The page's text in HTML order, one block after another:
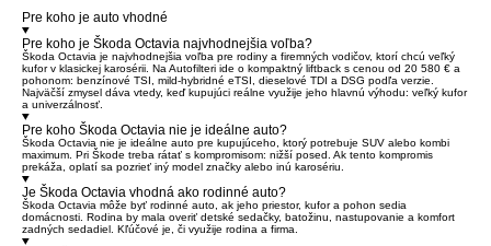
Pre koho je auto vhodné
Pre koho je Škoda Octavia najvhodnejšia voľba?
Škoda Octavia je najvhodnejšia voľba pre rodiny a firemných vodičov, ktorí chcú veľký
kufor v klasickej karosérii. Na Autofilteri ide o kompaktný liftback s cenou od 20 580 € a
pohonom: benzínové TSI, mild-hybridné eTSI, dieselové TDI a DSG podľa verzie.
Najväčší zmysel dáva vtedy, keď kupujúci reálne využije jeho hlavnú výhodu: veľký kufor
a univerzálnosť.
Pre koho Škoda Octavia nie je ideálne auto?
Škoda Octavia nie je ideálne auto pre kupujúceho, ktorý potrebuje SUV alebo kombi
maximum. Pri Škode treba rátať s kompromisom: nižší posed. Ak tento kompromis
prekáža, oplatí sa pozrieť iný model značky alebo inú karosériu.
Je Škoda Octavia vhodná ako rodinné auto?
Škoda Octavia môže byť rodinné auto, ak jeho priestor, kufor a pohon sedia
domácnosti. Rodina by mala overiť detské sedačky, batožinu, nastupovanie a komfort
zadných sedadiel. Kľúčové je, či využije rodina a firma.